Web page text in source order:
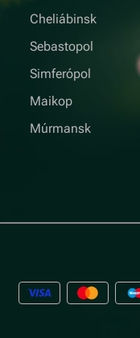
Cheliábinsk
Sebastopol
Simferópol
Maikop
Múrmansk